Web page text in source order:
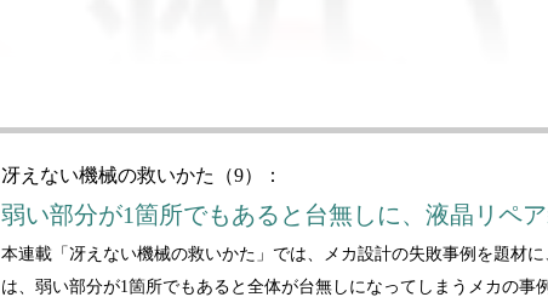
冴えない機械の救いかた（9）：
弱い部分が1箇所でもあると台無しに、液晶リペ
本連載「冴えない機械の救いかた」では、メカ設計の失敗事例を題材
は、弱い部分が1箇所でもあると全体が台無しになってしまうメカの事